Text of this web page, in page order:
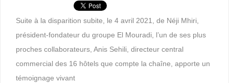
Suite à la disparition subite, le 4 avril 2021, de Néji Mhiri,
président-fondateur du groupe El Mouradi, l’un de ses plus
proches collaborateurs, Anis Sehili, directeur central
commercial des 16 hôtels que compte la chaîne, apporte un
témoignage vivant